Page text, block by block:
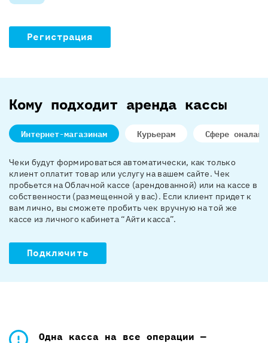
Регистрация
Кому подходит аренда кассы
Интернет-магазинам Курьерам Сфере
Чеки будут формироваться автоматически, как только
клиент оплатит товар или услугу на вашем сайте. Чек
пробьется на Облачной кассе (арендованной) или на кассе в
собственности (размещенной у вас). Если клиент придет к
вам лично, вы сможете пробить чек вручную на той же
кассе из личного кабинета “Айти касса”.
Подключить
Одна касса на все операции —